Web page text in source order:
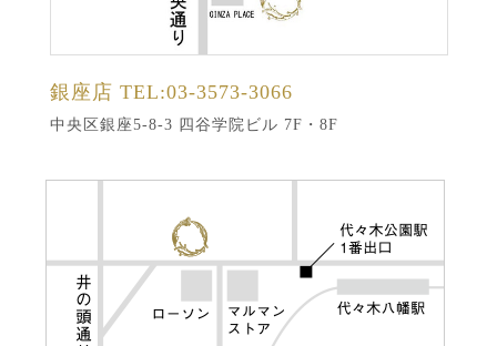
銀座店 TEL:03-3573-3066
中央区銀座5-8-3 四谷学院ビル 7F・8F